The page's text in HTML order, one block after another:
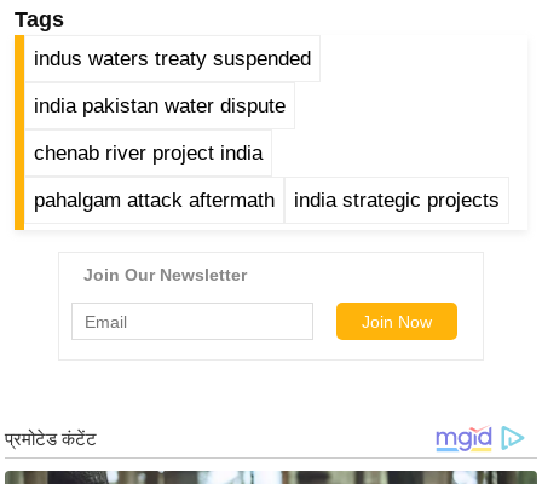
स
मी
B
a
w
s
Tags
indus waters treaty suspended
india pakistan water dispute
chenab river project india
pahalgam attack aftermath india strategic projects